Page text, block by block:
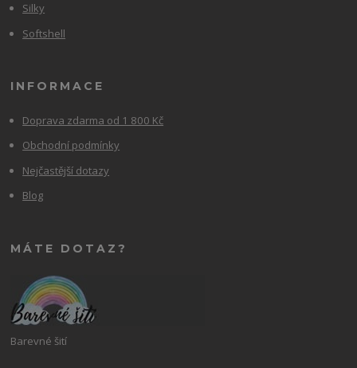
Silky
Softshell
INFORMACE
Doprava zdarma od 1 800 Kč
Obchodní podmínky
Nejčastější dotazy
Blog
MÁTE DOTAZ?
Barevné šití